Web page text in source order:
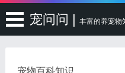
宠问问 | 丰富的养宠物
宠物百科知识